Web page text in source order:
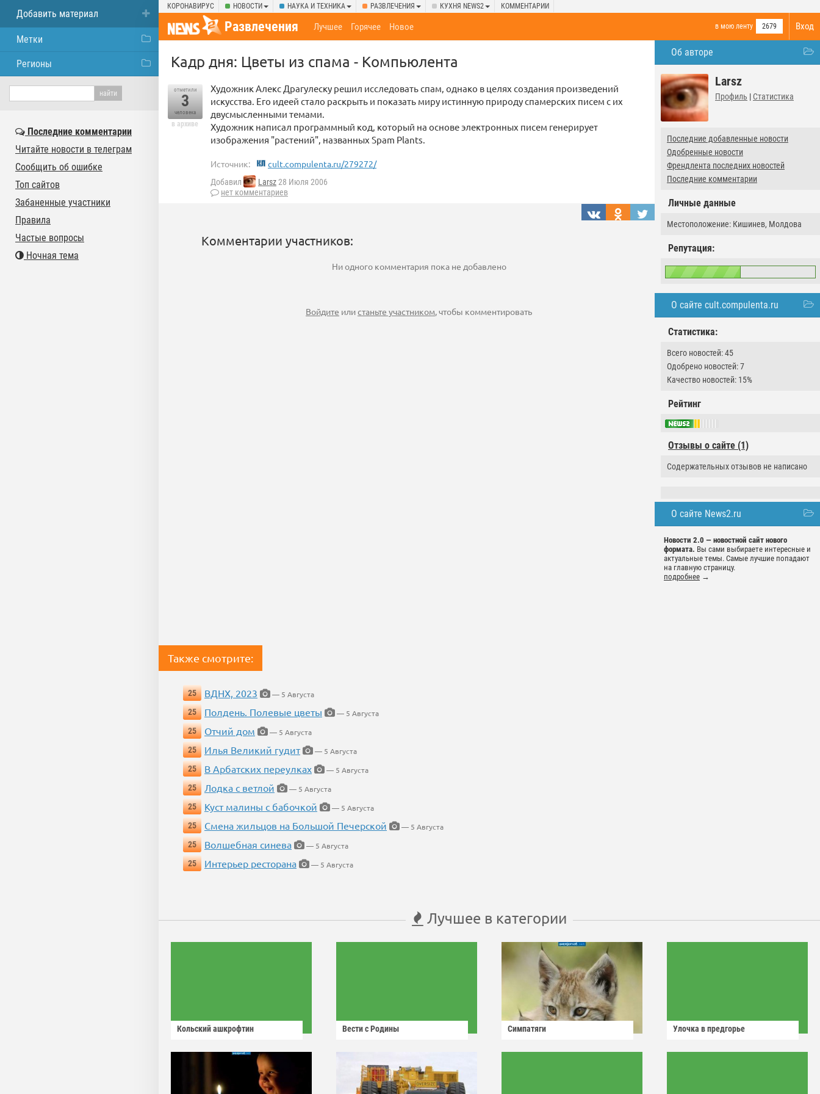
КОРОНАВИРУС НОВОСТИ НАУКА И ТЕХНИКА РАЗВЛЕЧЕНИЯ КУХНЯ NEWS2 КОММЕНТАРИИ
Вход
Развлечения в мою ленту 2679
Лучшее Горячее Новое
Об авторе
Larsz
Профиль | Статистика
Последние добавленные новости
Одобренные новости
Френдлента последних новостей
Последние комментарии
Личные данные
Местоположение: Кишинев, Молдова
Репутация:
О сайте cult.compulenta.ru
Статистика:
Всего новостей: 45
Одобрено новостей: 7
Качество новостей: 15%
Рейтинг
Отзывы о сайте (1)
Содержательных отзывов не написано
О сайте News2.ru
Новости 2.0 — новостной сайт нового
формата. Вы сами выбираете интересные и
актуальные темы. Самые лучшие попадают
на главную страницу.
подробнее →
Кадр дня: Цветы из спама - Компьюлента
отметили
3
человека
в архиве
Художник Алекс Драгулеску решил исследовать спам, однако в целях создания произведений
искусства. Его идеей стало раскрыть и показать миру истинную природу спамерских писем с их
двусмысленными темами.
Художник написал программный код, который на основе электронных писем генерирует
изображения "растений", названных Spam Plants.
Источник: cult.compulenta.ru/279272/
Добавил Larsz28 Июля 2006
нет комментариев
Комментарии участников:
Ни одного комментария пока не добавлено
Войдите илистаньте участником, чтобы комментировать
Также смотрите:
25 ВДНХ, 2023
— 5 Августа
25
Полдень. Полевые цветы
— 5 Августа
25
Отчий дом
— 5 Августа
25
Илья Великий гудит
— 5 Августа
25
В Арбатских переулках
— 5 Августа
25
Лодка с ветлой
— 5 Августа
25
Куст малины с бабочкой
— 5 Августа
25
Смена жильцов на Большой Печерской
— 5 Августа
25
Волшебная синева
— 5 Августа
25
Интерьер ресторана — 5 Августа
Лучшее в категории
Кольский ашкрофтин Вести с Родины Симпатяги Улочка в предгорье
Добавить материал
Метки
Регионы
Последние комментарии
Читайте новости в телеграм
Сообщить об ошибке
Топ сайтов
Забаненные участники
Правила
Частые вопросы
Ночная тема